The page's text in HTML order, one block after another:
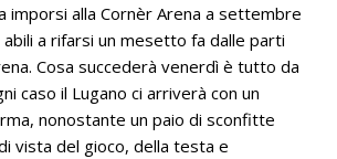
imporsi alla Cornèr Arena a settembre
abili a rifarsi un mesetto fa dalle parti
Cosa succederà venerdì è tutto da
caso il Lugano ci arriverà con un
nonostante un paio di sconfitte
vista del gioco, della testa e